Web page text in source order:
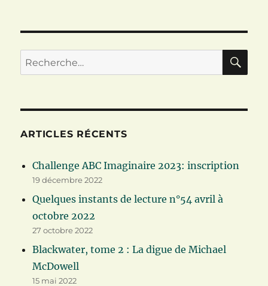
Recherche
pour :
ARTICLES RÉCENTS
Challenge ABC Imaginaire 2023: inscription
19 décembre 2022
Quelques instants de lecture n°54 avril à
octobre 2022
27 octobre 2022
Blackwater, tome 2 : La digue de Michael
McDowell
15 mai 2022